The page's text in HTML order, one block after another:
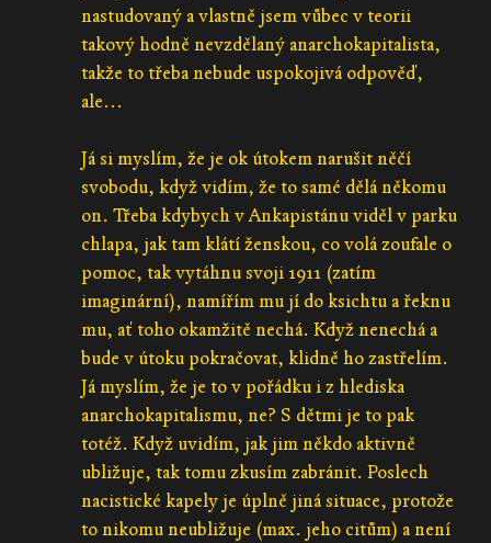
nastudovaný a vlastně jsem vůbec v teorii
takový hodně nevzdělaný anarchokapitalista,
takže to třeba nebude uspokojivá odpověď,
ale...
Já si myslím, že je ok útokem narušit něčí
svobodu, když vidím, že to samé dělá někomu
on. Třeba kdybych v Ankapistánu viděl v parku
chlapa, jak tam klátí ženskou, co volá zoufale o
pomoc, tak vytáhnu svoji 1911 (zatím
imaginární), namířím mu jí do ksichtu a řeknu
mu, ať toho okamžitě nechá. Když nenechá a
bude v útoku pokračovat, klidně ho zastřelím.
Já myslím, že je to v pořádku i z hlediska
anarchokapitalismu, ne? S dětmi je to pak
totéž. Když uvidím, jak jim někdo aktivně
ubližuje, tak tomu zkusím zabránit. Poslech
nacistické kapely je úplně jiná situace, protože
to nikomu neubližuje (max. jeho citům) a není